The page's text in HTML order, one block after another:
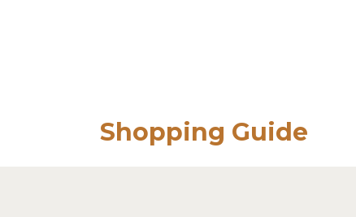
Shopping Guide